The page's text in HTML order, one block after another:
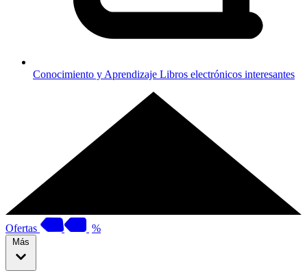
Conocimiento y Aprendizaje Libros electrónicos interesantes
Ofertas %
Más